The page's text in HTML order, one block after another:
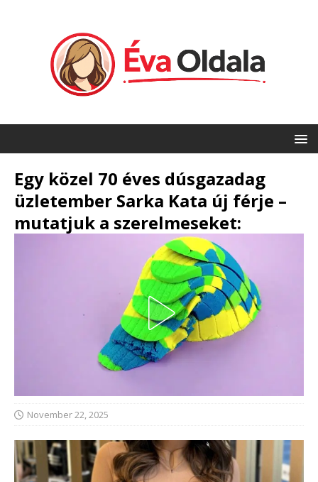
Egy közel 70 éves dúsgazadag
üzletember Sarka Kata új férje –
mutatjuk a szerelmeseket:
November 22, 2025